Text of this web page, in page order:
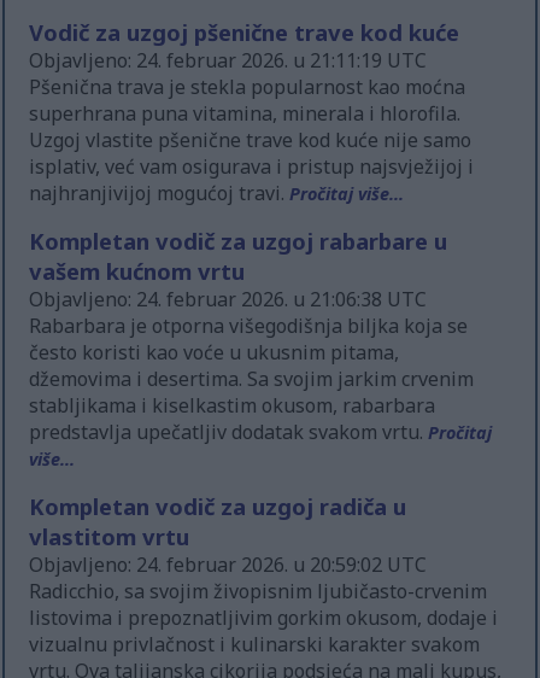
Vodič za uzgoj pšenične trave kod kuće
Objavljeno: 24. februar 2026. u 21:11:19 UTC
Pšenična trava je stekla popularnost kao moćna
superhrana puna vitamina, minerala i hlorofila.
Uzgoj vlastite pšenične trave kod kuće nije samo
isplativ, već vam osigurava i pristup najsvježijoj i
najhranjivijoj mogućoj travi.Pročitaj više...
Kompletan vodič za uzgoj rabarbare u
vašem kućnom vrtu
Objavljeno: 24. februar 2026. u 21:06:38 UTC
Rabarbara je otporna višegodišnja biljka koja se
često koristi kao voće u ukusnim pitama,
džemovima i desertima. Sa svojim jarkim crvenim
stabljikama i kiselkastim okusom, rabarbara
predstavlja upečatljiv dodatak svakom vrtu.Pročitaj
više...
Kompletan vodič za uzgoj radiča u
vlastitom vrtu
Objavljeno: 24. februar 2026. u 20:59:02 UTC
Radicchio, sa svojim živopisnim ljubičasto-crvenim
listovima i prepoznatljivim gorkim okusom, dodaje i
vizualnu privlačnost i kulinarski karakter svakom
vrtu. Ova talijanska cikorija podsjeća na mali kupus,